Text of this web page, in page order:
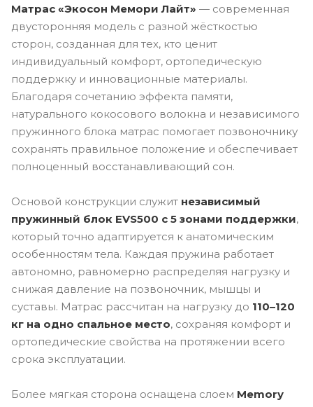
Матрас «Экосон Мемори Лайт» — современная
двусторонняя модель с разной жёсткостью
сторон, созданная для тех, кто ценит
индивидуальный комфорт, ортопедическую
поддержку и инновационные материалы.
Благодаря сочетанию эффекта памяти,
натурального кокосового волокна и независимого
пружинного блока матрас помогает позвоночнику
сохранять правильное положение и обеспечивает
полноценный восстанавливающий сон.
Основой конструкции служит независимый
пружинный блок EVS500 с 5 зонами поддержки,
который точно адаптируется к анатомическим
особенностям тела. Каждая пружина работает
автономно, равномерно распределяя нагрузку и
снижая давление на позвоночник, мышцы и
суставы. Матрас рассчитан на нагрузку до 110–120
кг на одно спальное место, сохраняя комфорт и
ортопедические свойства на протяжении всего
срока эксплуатации.
Более мягкая сторона оснащена слоем Memory